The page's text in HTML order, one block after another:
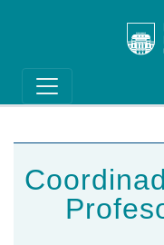
Main